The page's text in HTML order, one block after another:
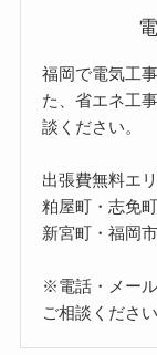
福岡で電気工
た、省エネ工
談ください。
出張費無料エリ
粕屋町・志免
新宮町・福岡
※電話・メー
ご相談ください